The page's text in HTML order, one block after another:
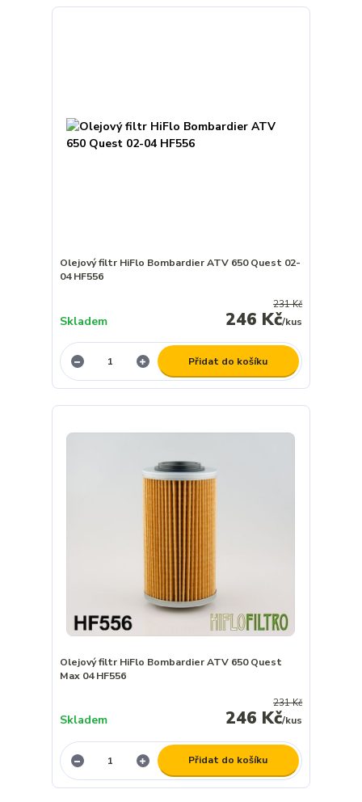
Olejový filtr HiFlo Bombardier ATV 650 Quest 02-
04 HF556
231 Kč
246 Kč/kus
Skladem
Přidat do košíku
Olejový filtr HiFlo Bombardier ATV 650 Quest
Max 04 HF556
231 Kč
246 Kč/kus
Skladem
Přidat do košíku